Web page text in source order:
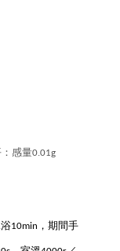
：感量0.01g
10min ，期間手